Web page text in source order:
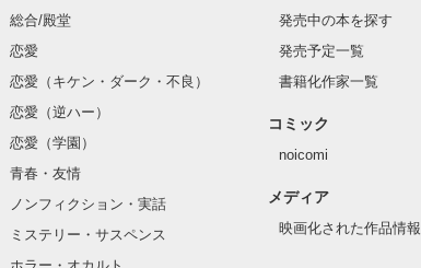
総合/殿堂
恋愛
恋愛（キケン・ダーク・不良）
恋愛（逆ハー）
恋愛（学園）
青春・友情
ノンフィクション・実話
ミステリー・サスペンス
発売中の本を探す
発売予定一覧
書籍化作家一覧
コミック
noicomi
メディア
映画化された作品情報